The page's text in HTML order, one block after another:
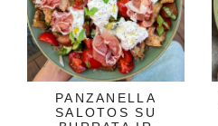
PANZANELLA
SALOTOS SU